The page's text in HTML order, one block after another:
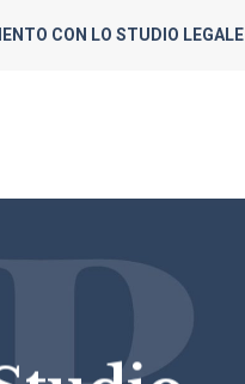
CON LO STUDIO LEGALE